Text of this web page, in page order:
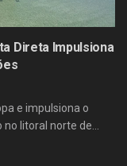
Direta Impulsiona
e impulsiona o
litoral norte de...